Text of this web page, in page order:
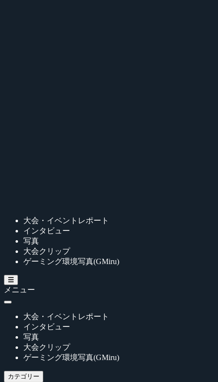
大会・イベントレポート
インタビュー
写真
大会クリップ
ゲーミング環境写真(GMiru)
メニュー
大会・イベントレポート
インタビュー
写真
大会クリップ
ゲーミング環境写真(GMiru)
カテゴリー